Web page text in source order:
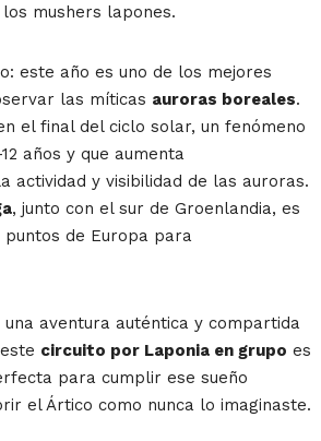
mushers lapones.
este año es uno de los mejores
las míticas auroras boreales.
el final del ciclo solar, un fenómeno
años y que aumenta
actividad y visibilidad de las auroras.
, junto con el sur de Groenlandia, es
de Europa para
una aventura auténtica y compartida
circuito por Laponia en grupo es
para cumplir ese sueño
el Ártico como nunca lo imaginaste.